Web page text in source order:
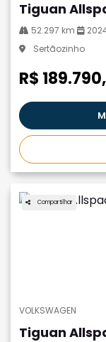
Tiguan
52.297 km
Sertãozinho
R$
Compartilhar
VOLKSWAGEN
Tiguan